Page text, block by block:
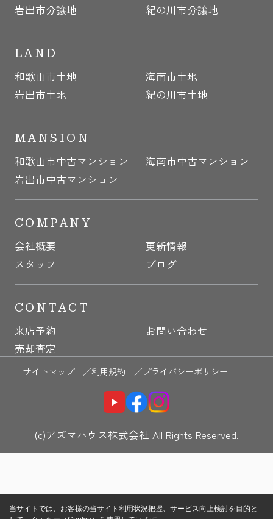
岩出市分譲地
紀の川市分譲地
LAND
和歌山市土地
海南市土地
岩出市土地
紀の川市土地
MANSION
和歌山市中古マンション
海南市中古マンション
岩出市中古マンション
COMPANY
会社概要
更新情報
スタッフ
ブログ
CONTACT
来店予約
お問い合わせ
売却査定
サイトマップ ／利用規約 ／プライバシーポリシー
(c)アズマハウス株式会社 All Rights Reserved.
当サイトでは、お客様の当サイト利用状況把握、サービス向上検討を目的と